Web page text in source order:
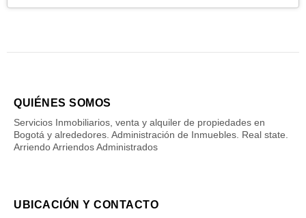
QUIÉNES SOMOS
Servicios Inmobiliarios, venta y alquiler de propiedades en
Bogotá y alrededores. Administración de Inmuebles. Real state.
Arriendo Arriendos Administrados
UBICACIÓN Y CONTACTO